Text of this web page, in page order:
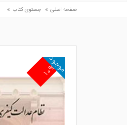
صفحه اصلی » جستوی کتاب »
۱۰%
موجود